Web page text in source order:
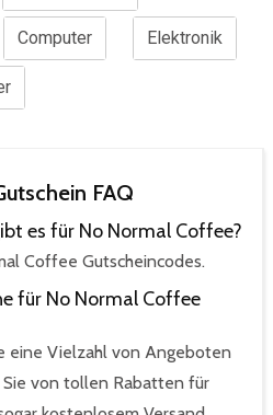
Computer Elektronik
FAQ
es für No Normal Coffee?
Coffee Gutscheincodes.
für No Normal Coffee
eine Vielzahl von Angeboten
von tollen Rabatten für